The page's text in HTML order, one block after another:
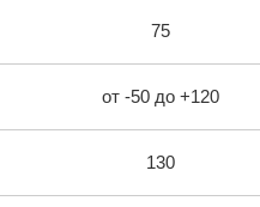
75
от -50 до +120
130